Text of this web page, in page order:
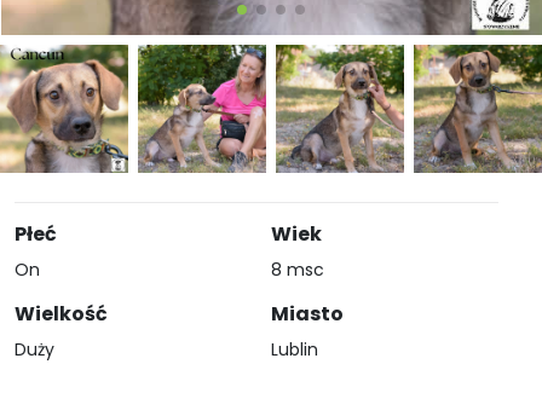
Płeć
On
Wielkość
Duży
Wiek
8 msc
Miasto
Lublin